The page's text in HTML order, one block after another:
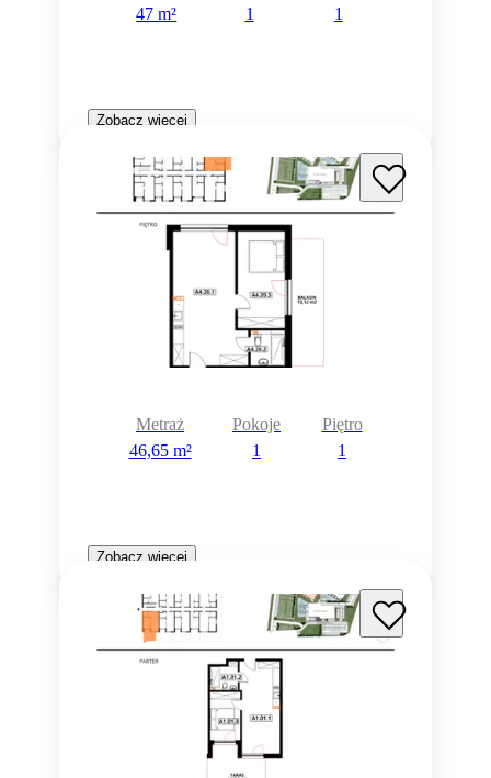
47 m²
1
1
Zobacz więcej
Metraż
46,65 m²
Pokoje
1
Piętro
1
Zobacz więcej